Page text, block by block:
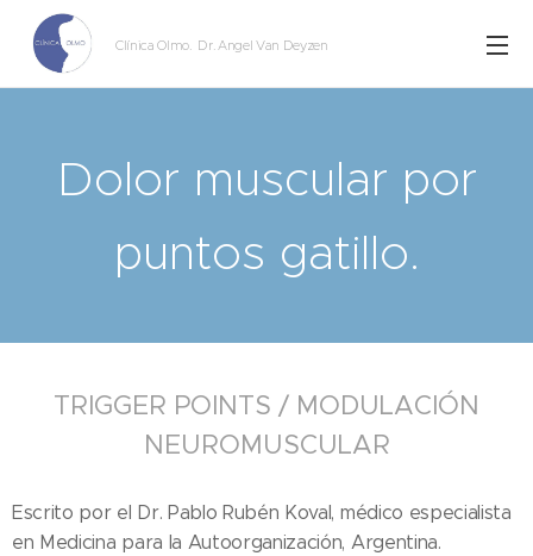
Clínica Olmo. Dr. Angel Van Deyzen
Dolor muscular por
puntos gatillo.
TRIGGER POINTS / MODULACIÓN
NEUROMUSCULAR
Escrito por el Dr. Pablo Rubén Koval, médico especialista
en Medicina para la Autoorganización, Argentina.